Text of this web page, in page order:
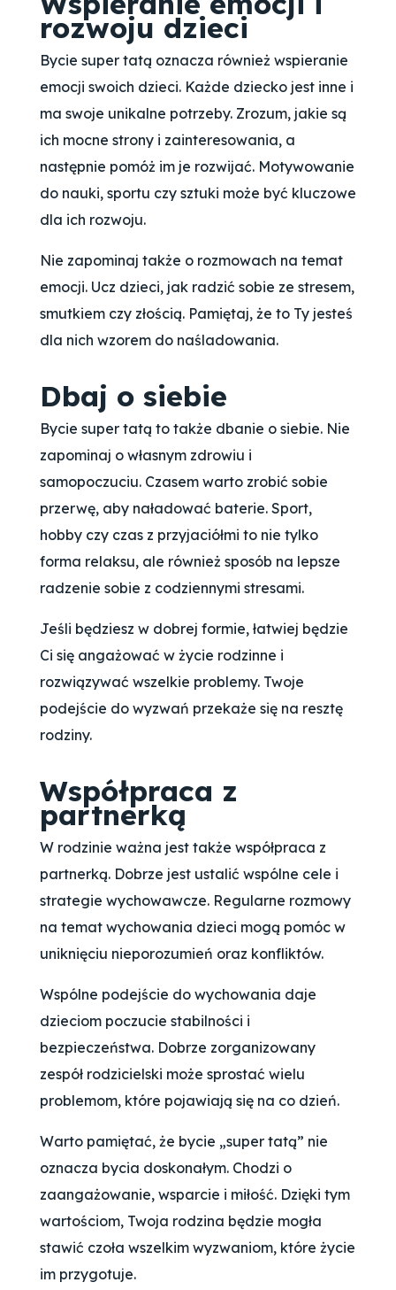
rozwoju dzieci
Bycie super tatą oznacza również wspieranie
emocji swoich dzieci. Każde dziecko jest inne i
ma swoje unikalne potrzeby. Zrozum, jakie są
ich mocne strony i zainteresowania, a
następnie pomóż im je rozwijać. Motywowanie
do nauki, sportu czy sztuki może być kluczowe
dla ich rozwoju.
Nie zapominaj także o rozmowach na temat
emocji. Ucz dzieci, jak radzić sobie ze stresem,
smutkiem czy złością. Pamiętaj, że to Ty jesteś
dla nich wzorem do naśladowania.
Dbaj o siebie
Bycie super tatą to także dbanie o siebie. Nie
zapominaj o własnym zdrowiu i
samopoczuciu. Czasem warto zrobić sobie
przerwę, aby naładować baterie. Sport,
hobby czy czas z przyjaciółmi to nie tylko
forma relaksu, ale również sposób na lepsze
radzenie sobie z codziennymi stresami.
Jeśli będziesz w dobrej formie, łatwiej będzie
Ci się angażować w życie rodzinne i
rozwiązywać wszelkie problemy. Twoje
podejście do wyzwań przekaże się na resztę
rodziny.
Współpraca z
partnerką
W rodzinie ważna jest także współpraca z
partnerką. Dobrze jest ustalić wspólne cele i
strategie wychowawcze. Regularne rozmowy
na temat wychowania dzieci mogą pomóc w
uniknięciu nieporozumień oraz konfliktów.
Wspólne podejście do wychowania daje
dzieciom poczucie stabilności i
bezpieczeństwa. Dobrze zorganizowany
zespół rodzicielski może sprostać wielu
problemom, które pojawiają się na co dzień.
Warto pamiętać, że bycie „super tatą” nie
oznacza bycia doskonałym. Chodzi o
zaangażowanie, wsparcie i miłość. Dzięki tym
wartościom, Twoja rodzina będzie mogła
stawić czoła wszelkim wyzwaniom, które życie
im przygotuje.